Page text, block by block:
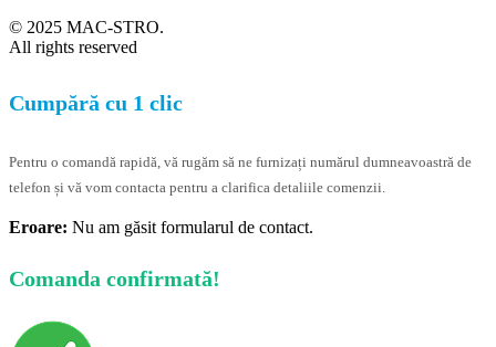
© 2025 MAC-STRO.
All rights reserved
Cumpără cu 1 clic
Pentru o comandă rapidă, vă rugăm să ne furnizați numărul dumneavoastră de
telefon și vă vom contacta pentru a clarifica detaliile comenzii.
Eroare: Nu am găsit formularul de contact.
Comanda confirmată!